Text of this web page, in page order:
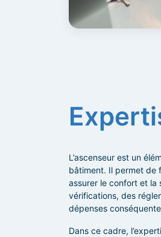
L’ascenseur est un
bâtiment. Il permet de
assurer le confort et la
vérifications, des
dépenses
Dans ce cadre,